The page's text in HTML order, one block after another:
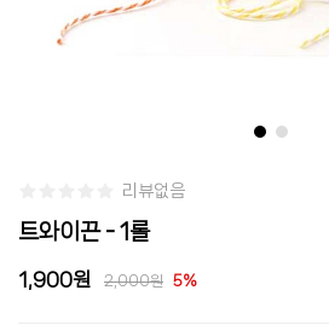
리뷰없음
트와이끈 - 1롤
1,900 2,000 5%